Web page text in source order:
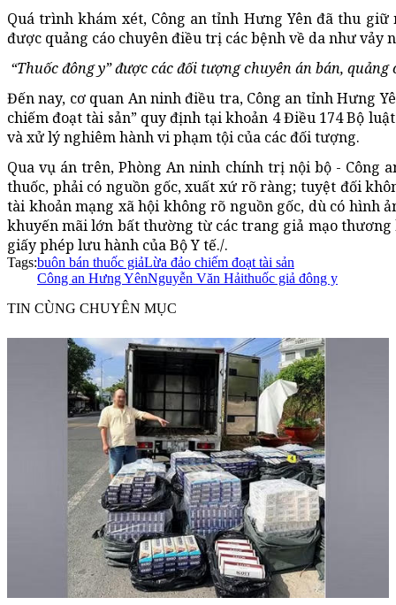
Quá trình khám xét, Công an tỉnh Hưng Yên đã thu
được quảng cáo chuyên điều trị các bệnh về da như vảy
“Thuốc đông y” được các đối tượng chuyên án bán, quảng
Đến nay, cơ quan An ninh điều tra, Công an tỉnh Hưng
chiếm đoạt tài sản” quy định tại khoản 4 Điều 174 Bộ
và xử lý nghiêm hành vi phạm tội của các đối tượng.
Qua vụ án trên, Phòng An ninh chính trị nội bộ - Công
thuốc, phải có nguồn gốc, xuất xứ rõ ràng; tuyệt đối
tài khoản mạng xã hội không rõ nguồn gốc, dù có hình
khuyến mãi lớn bất thường từ các trang giả mạo thương
giấy phép lưu hành của Bộ Y tế./.
Tags:buôn bán thuốc giảLừa đảo chiếm đoạt tài sản
Công an Hưng YênNguyễn Văn Hảithuốc giả đông y
TIN CÙNG CHUYÊN MỤC